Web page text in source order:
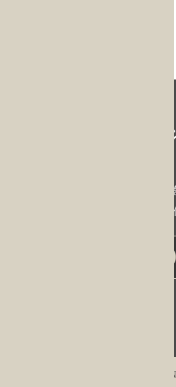
〒770-0856 徳島県
9:30-18:00 / 水曜
RESERVATION